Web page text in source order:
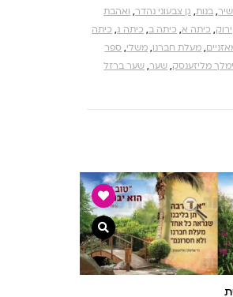
, בנות, גן צבעוני נהדר, ואהבת
ירוק, כיתה א, כיתה ב, כיתה ג, כיתה
, מעלת חברנו, משלי, ספר
מליזענסק, שער, שער ברזל
צפייה מהירה